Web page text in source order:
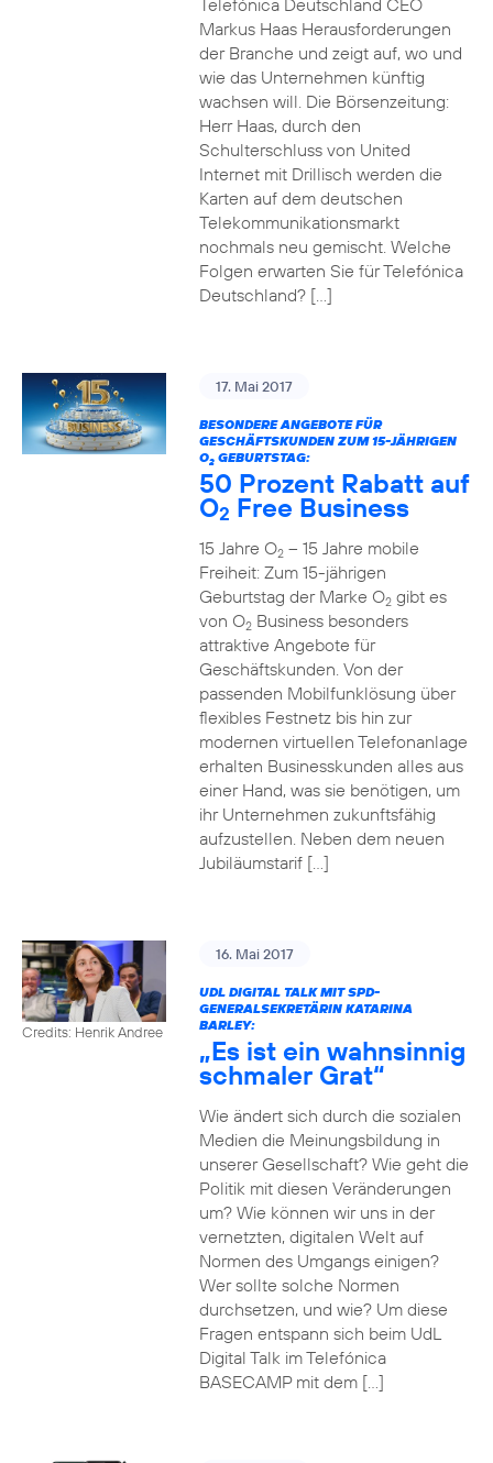
Telefónica Deutschland CEO
Markus Haas Herausforderungen
der Branche und zeigt auf, wo und
wie das Unternehmen künftig
wachsen will. Die Börsenzeitung:
Herr Haas, durch den
Schulterschluss von United
Internet mit Drillisch werden die
Karten auf dem deutschen
Telekommunikationsmarkt
nochmals neu gemischt. Welche
Folgen erwarten Sie für Telefónica
Deutschland? […]
17. Mai 2017
BESONDERE ANGEBOTE FÜR
GESCHÄFTSKUNDEN ZUM 15-JÄHRIGEN
O2GEBURTSTAG:
50 Prozent Rabatt auf
O2 Free Business
15 Jahre O2– 15 Jahre mobile
Freiheit: Zum 15-jährigen
Geburtstag der Marke O2gibt es
von O2Business besonders
attraktive Angebote für
Geschäftskunden. Von der
passenden Mobilfunklösung über
flexibles Festnetz bis hin zur
modernen virtuellen Telefonanlage
erhalten Businesskunden alles aus
einer Hand, was sie benötigen, um
ihr Unternehmen zukunftsfähig
aufzustellen. Neben dem neuen
Jubiläumstarif […]
Credits: Henrik Andree
16. Mai 2017
UDL DIGITAL TALK MIT SPD-
GENERALSEKRETÄRIN KATARINA
BARLEY:
„Es ist ein wahnsinnig
schmaler Grat“
Wie ändert sich durch die sozialen
Medien die Meinungsbildung in
unserer Gesellschaft? Wie geht die
Politik mit diesen Veränderungen
um? Wie können wir uns in der
vernetzten, digitalen Welt auf
Normen des Umgangs einigen?
Wer sollte solche Normen
durchsetzen, und wie? Um diese
Fragen entspann sich beim UdL
Digital Talk im Telefónica
BASECAMP mit dem […]